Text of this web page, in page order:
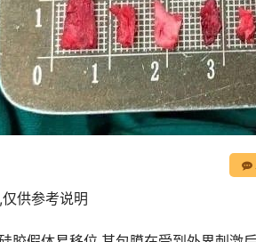
供参考说明